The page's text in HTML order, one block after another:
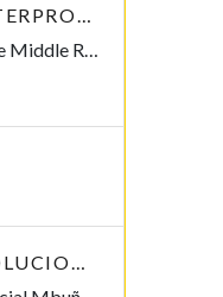
PH-08 WATERPROOF PEN-TYPE SOIL PH METER
NO.60 Xing Ye Middle Road Fuan Fujian China , 355019,
VERTEX SOLUCIONES S.L.